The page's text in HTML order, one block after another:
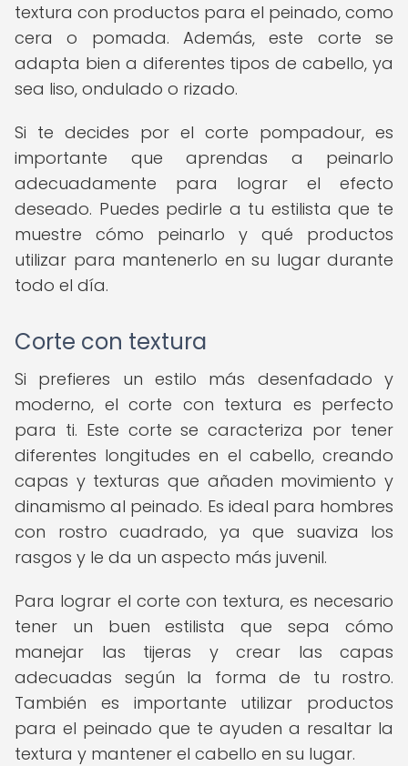
textura con productos para el peinado, como
cera o pomada. Además, este corte se
adapta bien a diferentes tipos de cabello, ya
sea liso, ondulado o rizado.
Si te decides por el corte pompadour, es
importante que aprendas a peinarlo
adecuadamente para lograr el efecto
deseado. Puedes pedirle a tu estilista que te
muestre cómo peinarlo y qué productos
utilizar para mantenerlo en su lugar durante
todo el día.
Corte con textura
Si prefieres un estilo más desenfadado y
moderno, el corte con textura es perfecto
para ti. Este corte se caracteriza por tener
diferentes longitudes en el cabello, creando
capas y texturas que añaden movimiento y
dinamismo al peinado. Es ideal para hombres
con rostro cuadrado, ya que suaviza los
rasgos y le da un aspecto más juvenil.
Para lograr el corte con textura, es necesario
tener un buen estilista que sepa cómo
manejar las tijeras y crear las capas
adecuadas según la forma de tu rostro.
También es importante utilizar productos
para el peinado que te ayuden a resaltar la
textura y mantener el cabello en su lugar.